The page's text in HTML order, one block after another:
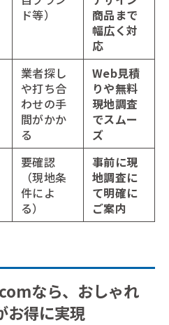
ド等）
商品まで
幅広く対
応
業者探し
や打ち合
わせの手
間がかか
る
Web見積
りや無料
現地調査
でスムー
ズ
要確認
（現地条
件によ
る）
事前に現
地調査に
て明確に
ご案内
なら、おしゃれ
お得に実現